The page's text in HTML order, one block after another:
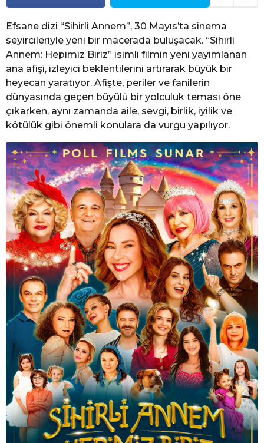
l
a
g
o
o
Efsane dizi “Sihirli Annem”, 30 Mayıs’ta sinema
seyircileriyle yeni bir macerada buluşacak. “Sihirli
Annem: Hepimiz Biriz” isimli filmin yeni yayımlanan
ana afişi, izleyici beklentilerini artırarak büyük bir
heyecan yaratıyor. Afişte, periler ve fanilerin
dünyasında geçen büyülü bir yolculuk teması öne
çıkarken, aynı zamanda aile, sevgi, birlik, iyilik ve
kötülük gibi önemli konulara da vurgu yapılıyor.